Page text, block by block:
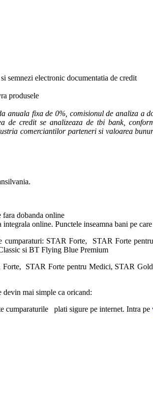
semnezi electronic documentatia de credit
produsele
anuala fixa de 0%, comisionul de analiza a
de credit se analizeaza de tbi bank,
comerciantilor parteneri si valoarea
fara dobanda online
integrala online. Punctele inseamna bani pe
cumparaturi: STAR Forte, STAR Forte
si BT Flying Blue Premium
STAR Forte pentru Medici, STAR
devin mai simple ca oricand:
cumparaturile plati sigure pe internet. Intra pe